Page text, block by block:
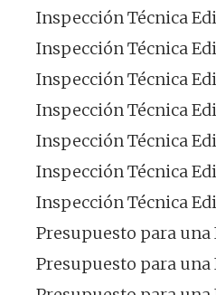
Inspección Técnica
Inspección Técnica
Inspección Técnica
Inspección Técnica
Inspección Técnica
Inspección Técnica
Inspección Técnica
Presupuesto para una
Presupuesto para una